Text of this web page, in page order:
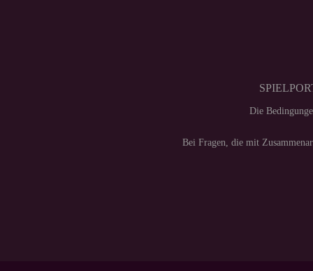
Die
Bei Fragen, die mit